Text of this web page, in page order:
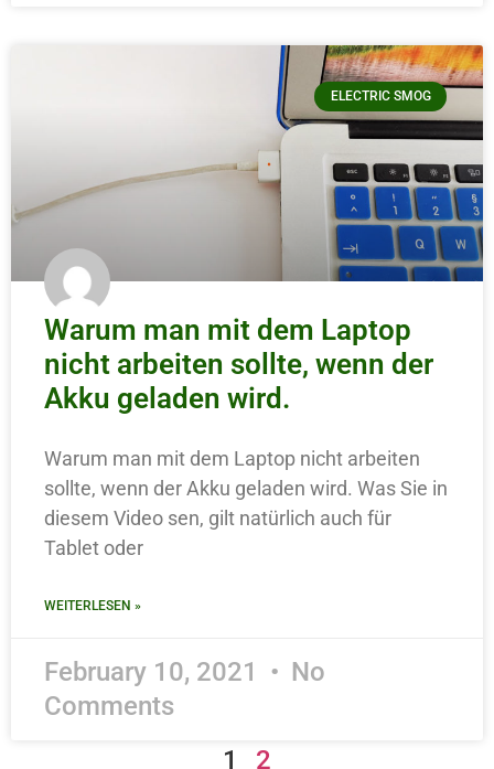
ELECTRIC SMOG
Warum man mit dem Laptop
nicht arbeiten sollte, wenn der
Akku geladen wird.
Warum man mit dem Laptop nicht arbeiten
sollte, wenn der Akku geladen wird. Was Sie in
diesem Video sen, gilt natürlich auch für
Tablet oder
WEITERLESEN »
February 10, 2021
No
Comments
1
2